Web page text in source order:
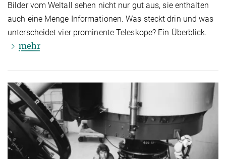
Bilder vom Weltall sehen nicht nur gut aus, sie enthalten
auch eine Menge Informationen. Was steckt drin und was
unterscheidet vier prominente Teleskope? Ein Überblick.
mehr